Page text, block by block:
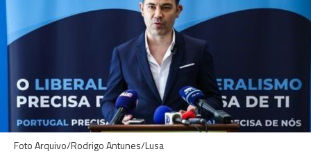
Foto Arquivo/Rodrigo Antunes/Lusa